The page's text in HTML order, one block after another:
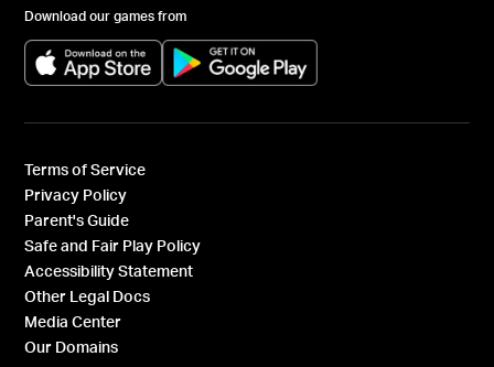
Download our games from
(opens in a new tab) (opens in a new tab)
Terms of Service
Privacy Policy
Parent's Guide
Safe and Fair Play Policy
Accessibility Statement
Other Legal Docs
Media Center
Our Domains